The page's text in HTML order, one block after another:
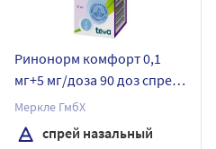
Ринонорм комфорт 0,1
мг+5 мг/доза 90 доз спрей
назальный дозированный
10 мл
Меркле ГмбХ
спрей назальный